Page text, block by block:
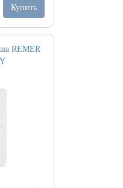
Купить
REMER